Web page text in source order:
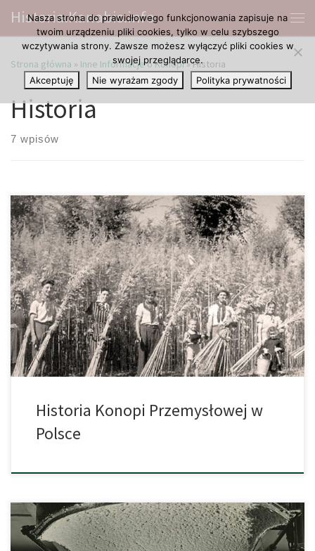
Przejdź do treści
Historia.Kanabis.info
Strona główna » Inne Informacje o Konopi »Historia
Historia
7 wpisów
Wbrew powszechnie panującym przekonaniom nasz cudowny
kraj, oraz konopie mają ze sobą naprawdę wiele wspólnego,
bowiem Polska należy do dość niewielkiej grupy posiadających
wieloletnią tradycję w uprawie, a także co najważniejsze
przerobie konopi. Obecnie wszelkiej odmiany tej nietuzinkowej
rośliny posiadające w sobie nie więcej aniżeli 0.2% THC zostały w
pełni […]
Historia Konopi Przemysłowej w
Polsce
Nasza strona do prawidłowego funkcjonowania zapisuje na
twoim urządzeniu pliki cookies, tylko w celu szybszego
wczytywania strony. Zawsze możesz wyłączyć pliki cookies w
swojej przeglądarce.
Akceptuję
Nie wyrażam zgody Polityka prywatności